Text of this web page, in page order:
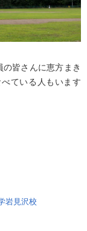
皆さんに恵方まき
ている人もいます
岩見沢校